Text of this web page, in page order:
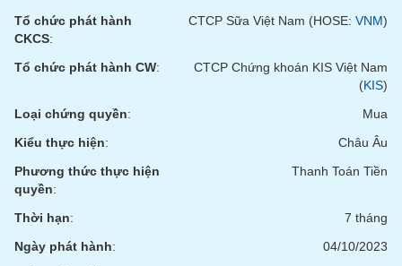
Tổ chức phát hành
CKCS:
CTCP Sữa Việt Nam (HOSE: VNM)
Tổ chức phát hành CW:
CTCP Chứng khoán KIS Việt Nam
(KIS)
Loại chứng quyền:
Mua
Kiểu thực hiện:
Châu Âu
Phương thức thực hiện
quyền:
Thanh Toán Tiền
Thời hạn:
7 tháng
Ngày phát hành:
04/10/2023